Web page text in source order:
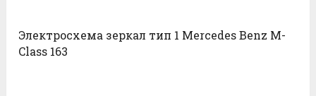
Электросхема зеркал тип 1 Mercedes Benz M-
Class 163